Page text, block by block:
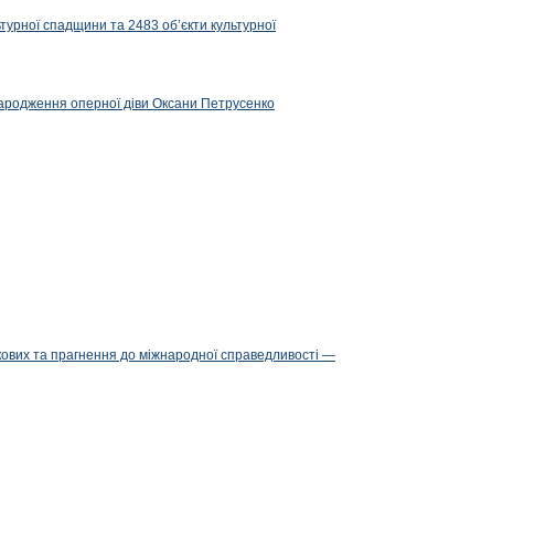
спадщини та 2483 об’єкти культурної
оперної діви Оксани Петрусенко
та прагнення до міжнародної справедливості —